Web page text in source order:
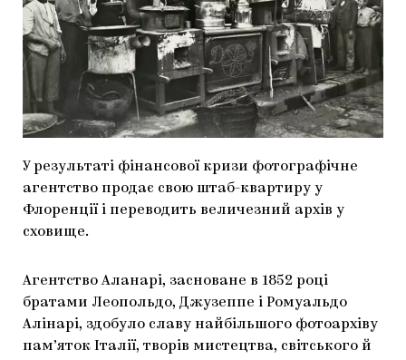
МАРІУПОЛЬСЬКІ МАРГІНАЛІЇ
ДОСЛІДНИЦЬКА ПЛАТФОРМА
ЗАПАЛЕННЯ
CARPATHIAN CULT ПРО РІЗДВЯНІ СВЯТА
У результаті фінансової кризи фотографічне
агентство продає свою штаб-квартиру у
Флоренції і переводить величезний архів у
сховище.
Агентство Аланарі, засноване в 1852 році
братами Леопольдо, Джузеппе і Ромуальдо
Алінарі, здобуло славу найбільшого фотоархіву
пам’яток Італії, творів мистецтва, світського й